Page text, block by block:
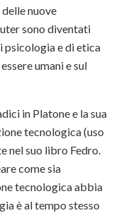
nuove
sono diventati
psicologia e di etica
umani e sul
in Platone e la sua
tecnologica (uso
nel suo libro Fedro.
come sia
tecnologica abbia
è al tempo stesso